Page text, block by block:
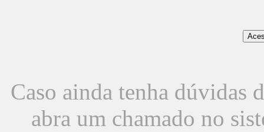
Caso ainda tenha dúvidas
abra um chamado no